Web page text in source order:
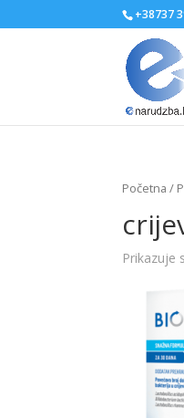
+38737
Početna /
Prikazuje